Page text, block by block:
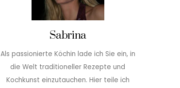
Sabrina
Als passionierte Köchin lade ich Sie ein, in
die Welt traditioneller Rezepte und
Kochkunst einzutauchen. Hier teile ich